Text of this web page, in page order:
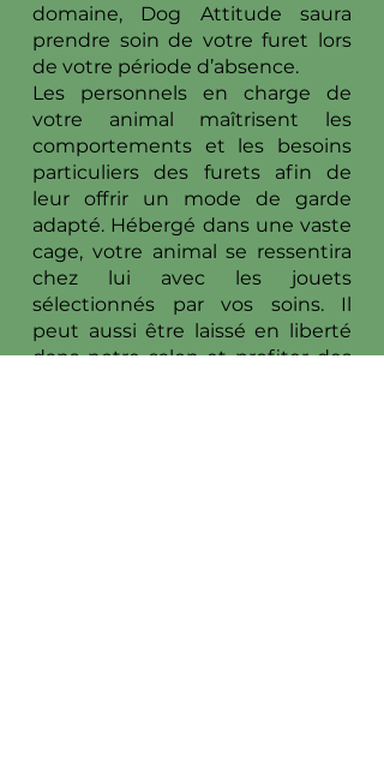
domaine, Dog Attitude saura
prendre soin de votre furet lors
de votre période d’absence.
Les personnels en charge de
votre animal maîtrisent les
comportements et les besoins
particuliers des furets afin de
leur offrir un mode de garde
adapté. Hébergé dans une vaste
cage, votre animal se ressentira
chez lui avec les jouets
sélectionnés par vos soins. Il
peut aussi être laissé en liberté
dans notre salon et profiter des